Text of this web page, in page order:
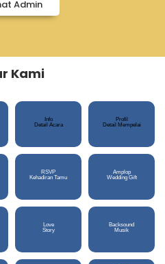
Admin
Kami
Info
Detail Acara
Profil
Detail Mempelai
RSVP
Kehadiran Tamu
Amplop
Wedding Gift
Love
Story
Backsound
Musik